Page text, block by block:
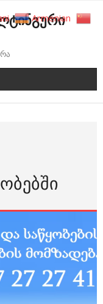
Armenian